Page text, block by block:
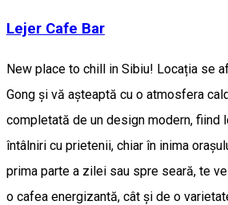
Lejer Cafe Bar
New place to chill in Sibiu! Locația se
Gong și vă așteaptă cu o atmosfera
completată de un design modern, fiind
întâlniri cu prietenii, chiar în inima
prima parte a zilei sau spre seară, te
o cafea energizantă, cât și de o